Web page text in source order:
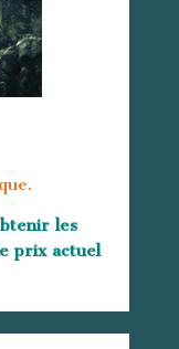
les
prix actuel